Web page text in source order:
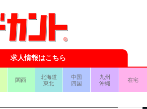
求人情報はこちら
関西
北海道
東北
中国
四国
九州
沖縄
在宅